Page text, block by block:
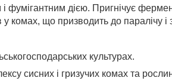
фумігантним дією. Пригнічує
комах, що призводить до паралічу і
культурах.
сисних і гризучих комах та